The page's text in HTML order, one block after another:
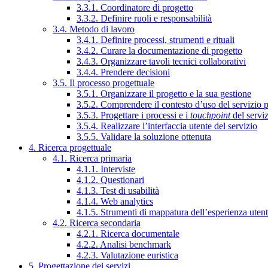
3.3.1. Coordinatore di progetto
3.3.2. Definire ruoli e responsabilità
3.4. Metodo di lavoro
3.4.1. Definire processi, strumenti e rituali
3.4.2. Curare la documentazione di progetto
3.4.3. Organizzare tavoli tecnici collaborativi
3.4.4. Prendere decisioni
3.5. Il processo progettuale
3.5.1. Organizzare il progetto e la sua gestione
3.5.2. Comprendere il contesto d’uso del servizio
3.5.3. Progettare i processi e i touchpointdel
3.5.4. Realizzare l’interfaccia utente del servizio
3.5.5. Validare la soluzione ottenuta
4. Ricerca progettuale
4.1. Ricerca primaria
4.1.1. Interviste
4.1.2. Questionari
4.1.3. Test di usabilità
4.1.4. Web analytics
4.1.5. Strumenti di mappatura dell’esperienza
4.2. Ricerca secondaria
4.2.1. Ricerca documentale
4.2.2. Analisi benchmark
4.2.3. Valutazione euristica
5. Progettazione dei servizi